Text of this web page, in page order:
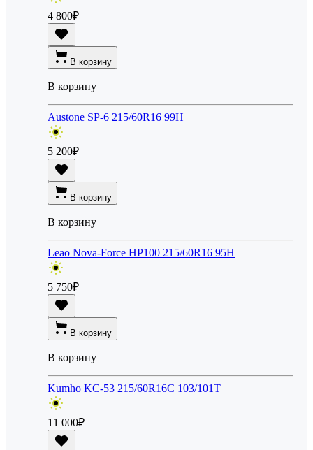
4 800₽
В корзину
В корзину
Austone SP-6 215/60R16 99H
5 200₽
В корзину
В корзину
Leao Nova-Force HP100 215/60R16 95H
5 750₽
В корзину
В корзину
Kumho KC-53 215/60R16C 103/101T
11 000₽